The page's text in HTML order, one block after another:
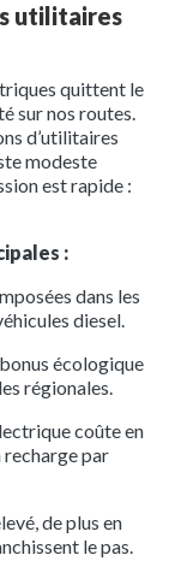
utilitaires
quittent le
sur nos routes.
d’utilitaires
modeste
est rapide :
:
dans les
diesel.
écologique
régionales.
coûte en
recharge par
de plus en
le pas.